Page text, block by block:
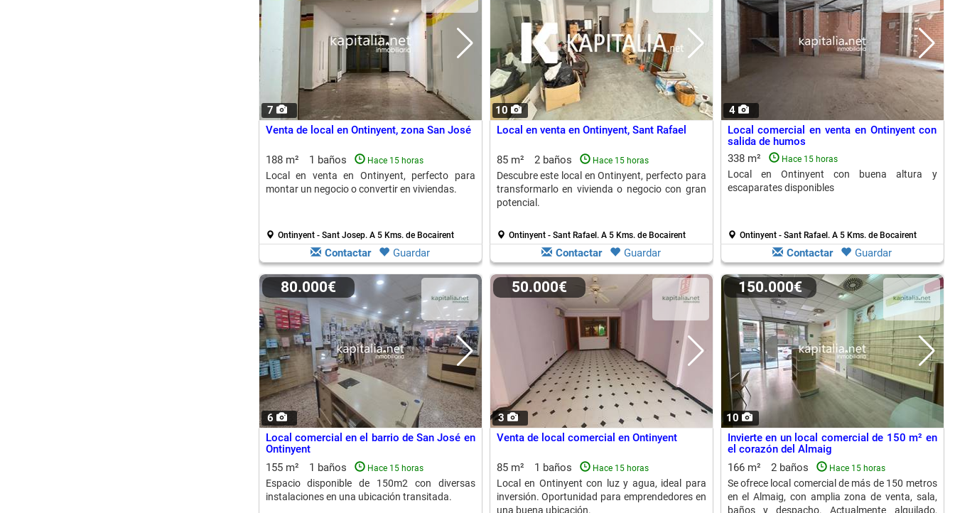
7
Venta de local en Ontinyent, zona San José
188 m² 1 baños Hace 15 horas
Local en venta en Ontinyent, perfecto para
montar un negocio o convertir en viviendas.
Ontinyent - Sant Josep. A 5 Kms. de Bocairent
Contactar Guardar
10
Local en venta en Ontinyent, Sant Rafael
85 m² 2 baños Hace 15 horas
Descubre este local en Ontinyent, perfecto para
transformarlo en vivienda o negocio con gran
potencial.
Ontinyent - Sant Rafael. A 5 Kms. de Bocairent
Contactar Guardar
4
Local comercial en venta en Ontinyent con
salida de humos
338 m²
Hace 15 horas
Local en Ontinyent con buena altura y
escaparates disponibles
Ontinyent - Sant Rafael. A 5 Kms. de Bocairent
Contactar Guardar
6
80.000€
Local comercial en el barrio de San José en
Ontinyent
155 m²
1 baños Hace 15 horas
Espacio disponible de 150m2 con diversas
instalaciones en una ubicación transitada.
3
50.000€
Venta de local comercial en Ontinyent
85 m² 1 baños Hace 15 horas
Local en Ontinyent con luz y agua, ideal para
inversión. Oportunidad para emprendedores en
una buena ubicación.
10
150.000€
Invierte en un local comercial de 150 m² en
el corazón del Almaig
166 m²
2 baños Hace 15 horas
Se ofrece local comercial de más de 150 metros
en el Almaig, con amplia zona de venta, sala,
baños y despacho. Actualmente alquilado,